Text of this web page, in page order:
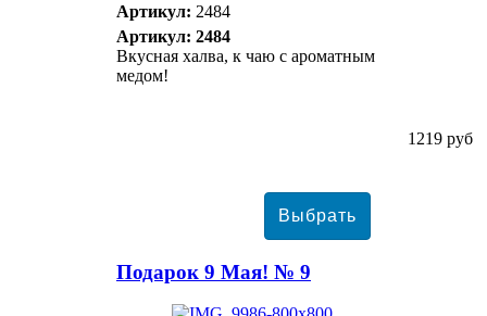
Артикул: 2484
Артикул: 2484
Вкусная халва, к чаю с ароматным
медом!
1219 руб
Подарок 9 Мая! № 9